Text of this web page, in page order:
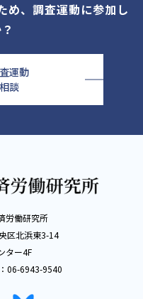
め、調査運動に参加し
運動
談
労働研究所
区北浜東3-14
ター4F
06-6943-9540